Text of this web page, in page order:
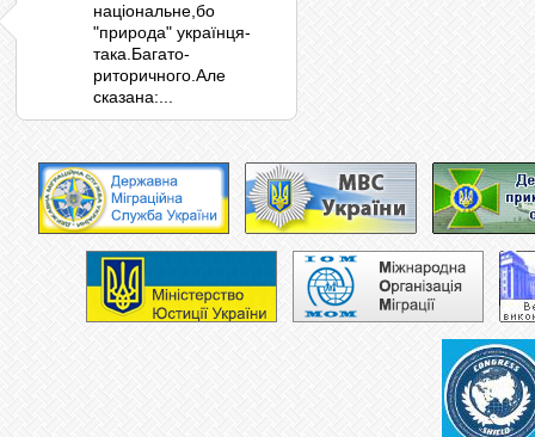
національне,бо
"природа" українця-
така.Багато-
риторичного.Але
сказана:...